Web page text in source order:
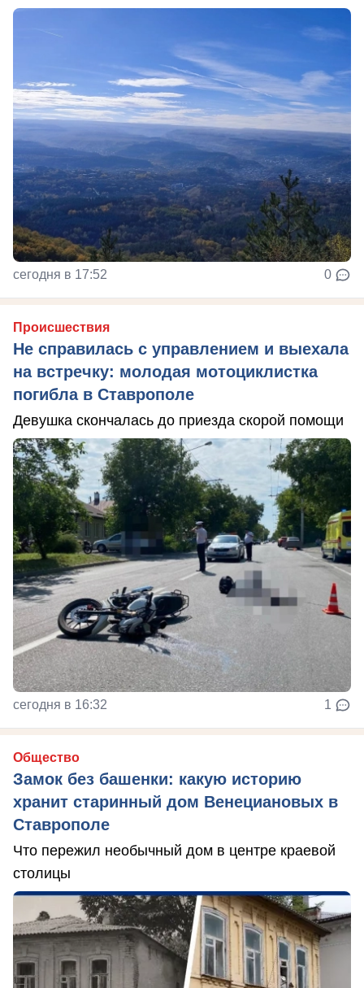
сегодня в 17:52 0
Происшествия
Не справилась с управлением и выехала
на встречку: молодая мотоциклистка
погибла в Ставрополе
Девушка скончалась до приезда скорой помощи
сегодня в 16:32 1
Общество
Замок без башенки: какую историю
хранит старинный дом Венециановых в
Ставрополе
Что пережил необычный дом в центре краевой
столицы